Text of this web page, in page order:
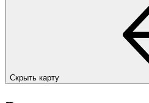
Скрыть карту